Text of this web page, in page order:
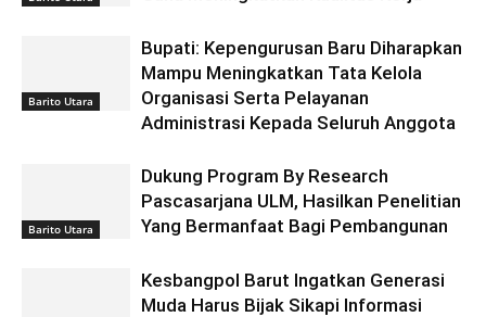
Barito Utara
Bupati: Kepengurusan Baru Diharapkan
Mampu Meningkatkan Tata Kelola
Organisasi Serta Pelayanan
Administrasi Kepada Seluruh Anggota
Barito Utara
Dukung Program By Research
Pascasarjana ULM, Hasilkan Penelitian
Yang Bermanfaat Bagi Pembangunan
Kesbangpol Barut Ingatkan Generasi
Muda Harus Bijak Sikapi Informasi